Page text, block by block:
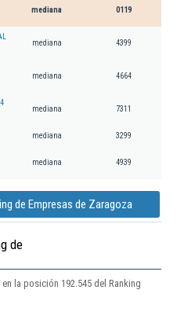
mediana 0119
mediana 4399
mediana 4664
mediana 7311
mediana 3299
mediana 4939
de Empresas de Zaragoza
de
la posición 192.545 del Ranking